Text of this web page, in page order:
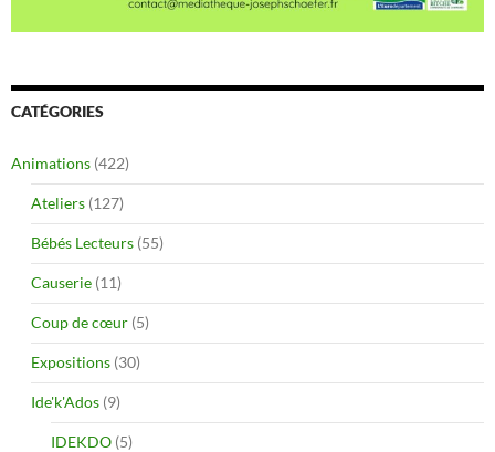
CATÉGORIES
Animations (422)
Ateliers (127)
Bébés Lecteurs (55)
Causerie (11)
Coup de cœur (5)
Expositions (30)
Ide'k'Ados (9)
IDEKDO (5)